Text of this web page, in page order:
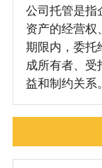
公司托管是指
资产的经营权
期限内，委托
成所有者、
益和制约关系